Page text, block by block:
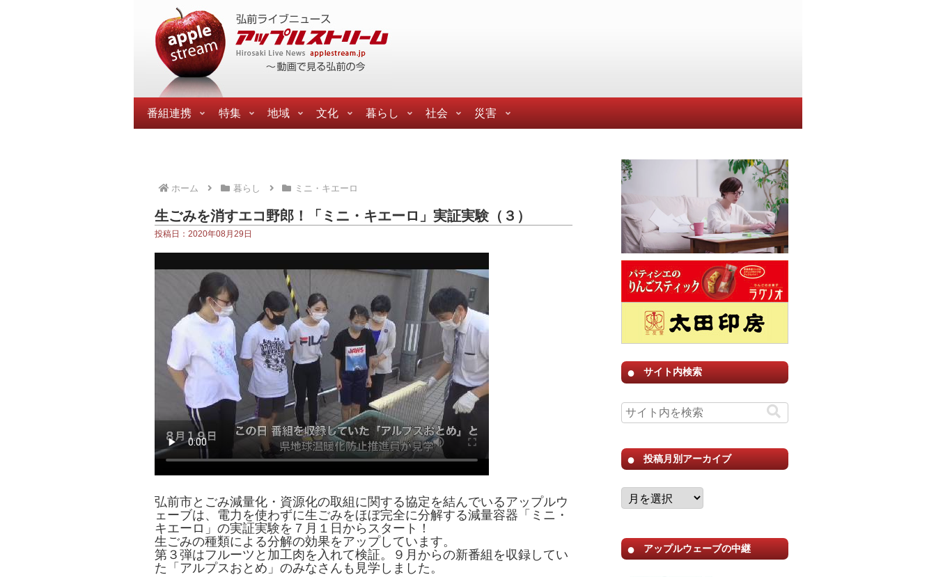
番組連携 特集 地域 文化 暮らし 社会 災害
ホーム 暮らし ミニ・キエーロ
生ごみを消すエコ野郎！「ミニ・キエーロ」実証実験（３）
投稿日：2020年08月29日
弘前市とごみ減量化・資源化の取組に関する協定を結んでいるアップルウ
ェーブは、電力を使わずに生ごみをほぼ完全に分解する減量容器「ミニ・
キエーロ」の実証実験を７月１日からスタート！
生ごみの種類による分解の効果をアップしています。
第３弾はフルーツと加工肉を入れて検証。９月からの新番組を収録してい
た「アルプスおとめ」のみなさんも見学しました。
サイト内検索
投稿月別アーカイブ
アップルウェーブの中継